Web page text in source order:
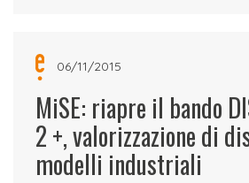
06/11/2015
MiSE: riapre il bando
2 +, valorizzazione di
modelli industriali